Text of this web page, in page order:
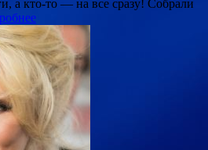
а кто-то — на все сразу! Собрали